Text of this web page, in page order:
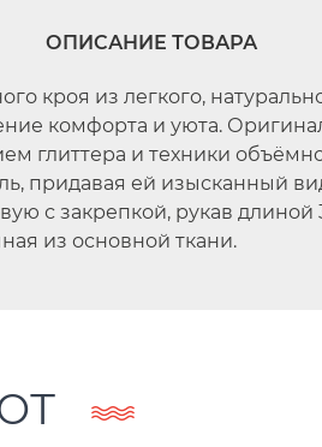
ОПИСАНИЕ ТОВАРА
кроя из легкого,
комфорта и уюта.
глиттера и техники
придавая ей изысканный
с закрепкой, рукав длиной
из основной ткани.